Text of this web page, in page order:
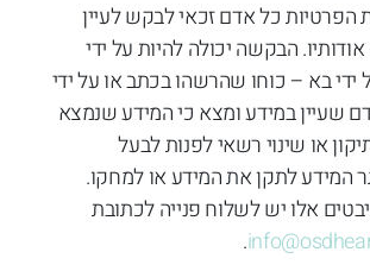
הפרטיות כל אדם זכאי לבקש לעיין
הבקשה יכולה להיות על ידי
בא – כוחו שהרשהו בכתב או על ידי
שעיין במידע ומצא כי המידע שנמצא
או שינוי רשאי לפנות לבעל
המידע לתקן את המידע או למחקו.
אלו יש לשלוח פנייה לכתובת
.